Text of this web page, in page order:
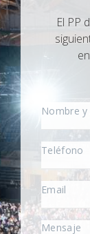
El PP